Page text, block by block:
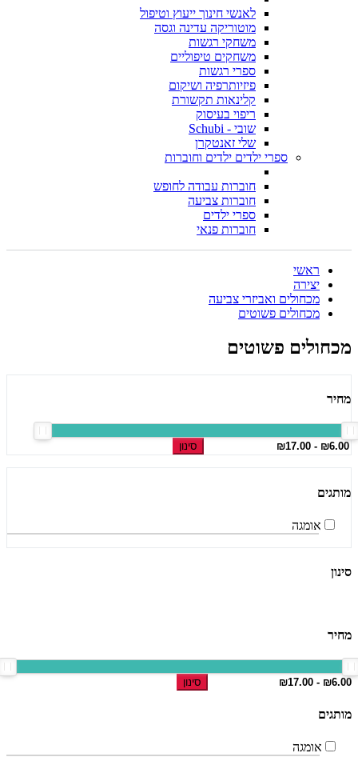
לאנשי חינוך ייעוץ וטיפול
מוטוריקה עדינה וגסה
משחקי רגשות
משחקים טיפוליים
ספרי רגשות
פיזיותרפיה ושיקום
קלינאות תקשורת
ריפוי בעיסוק
שובי - Schubi
שלי זאנטקרן
ספרי ילדים ילדים וחוברות
חוברות עבודה לחופש
חוברות צביעה
ספרי ילדים
חוברות פנאי
ראשי
יצירה
מכחולים ואביזרי צביעה
מכחולים פשוטים
מכחולים פשוטים
מחיר
סינון
מותגים
אומגה
סינון
מחיר
סינון
מותגים
אומגה